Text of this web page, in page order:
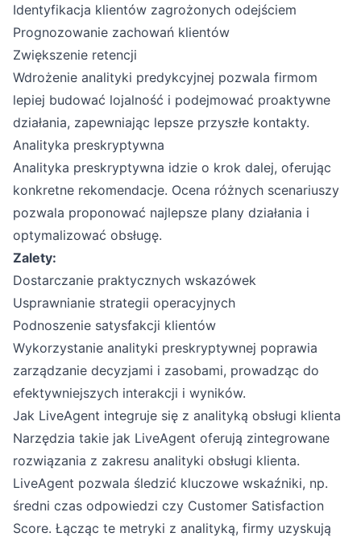
Identyfikacja klientów zagrożonych odejściem
Prognozowanie zachowań klientów
Zwiększenie retencji
Wdrożenie analityki predykcyjnej pozwala firmom
lepiej budować lojalność i podejmować proaktywne
działania, zapewniając lepsze przyszłe kontakty.
Analityka preskryptywna
Analityka preskryptywna idzie o krok dalej, oferując
konkretne rekomendacje. Ocena różnych scenariuszy
pozwala proponować najlepsze plany działania i
optymalizować obsługę.
Zalety:
Dostarczanie praktycznych wskazówek
Usprawnianie strategii operacyjnych
Podnoszenie satysfakcji klientów
Wykorzystanie analityki preskryptywnej poprawia
zarządzanie decyzjami i zasobami, prowadząc do
efektywniejszych interakcji i wyników.
Jak LiveAgent integruje się z analityką obsługi klienta
Narzędzia takie jak LiveAgent oferują zintegrowane
rozwiązania z zakresu analityki obsługi klienta.
LiveAgent pozwala śledzić kluczowe wskaźniki, np.
średni czas odpowiedzi czy Customer Satisfaction
Score. Łącząc te metryki z analityką, firmy uzyskują